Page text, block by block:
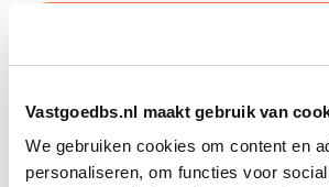
Vastgoedbs.nl maakt gebruik van
We gebruiken cookies om content en
personaliseren, om functies voor
Vastgoedbeheer
Herontwikkeling